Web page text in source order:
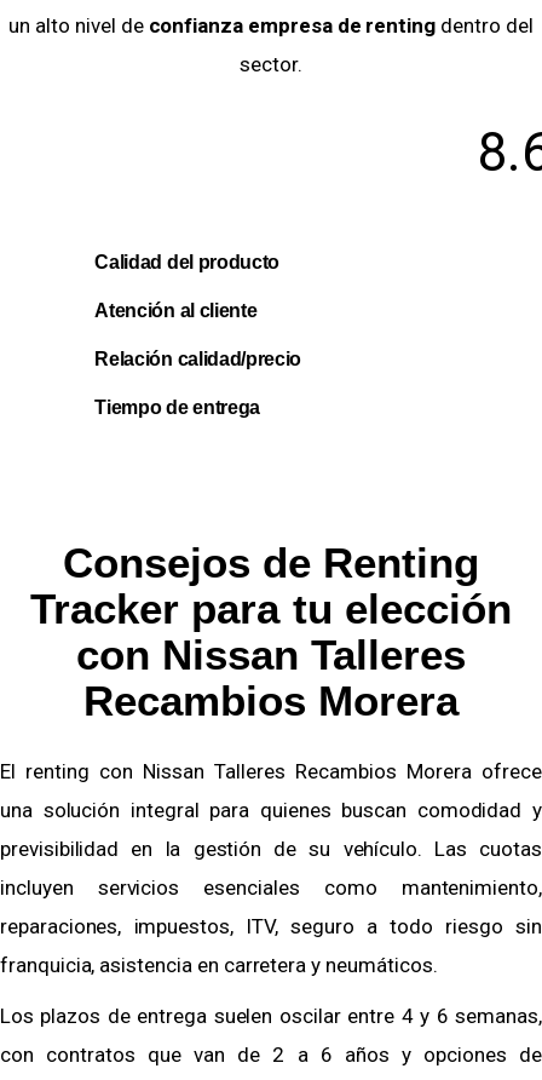
un alto nivel de confianza empresa de renting dentro del
sector.
Calidad del producto
Atención al cliente
Relación calidad/precio
Tiempo de entrega
Consejos de Renting
Tracker para tu elección
con Nissan Talleres
Recambios Morera
El renting con Nissan Talleres Recambios Morera ofrece
una solución integral para quienes buscan comodidad y
previsibilidad en la gestión de su vehículo. Las cuotas
incluyen servicios esenciales como mantenimiento,
reparaciones, impuestos, ITV, seguro a todo riesgo sin
franquicia, asistencia en carretera y neumáticos.
Los plazos de entrega suelen oscilar entre 4 y 6 semanas,
con contratos que van de 2 a 6 años y opciones de